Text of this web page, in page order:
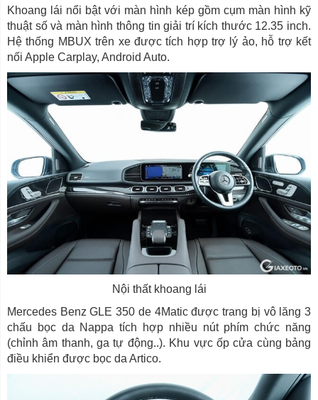
Khoang lái nổi bật với màn hình kép gồm cụm màn hình kỹ
thuật số và màn hình thông tin giải trí kích thước 12.35 inch.
Hệ thống MBUX trên xe được tích hợp trợ lý ảo, hỗ trợ kết
nối Apple Carplay, Android Auto.
Nội thất khoang lái
Mercedes Benz GLE 350 de 4Matic được trang bị vô lăng 3
chấu bọc da Nappa tích hợp nhiều nút phím chức năng
(chỉnh âm thanh, ga tự động..). Khu vực ốp cửa cùng bảng
điều khiển được bọc da Artico.